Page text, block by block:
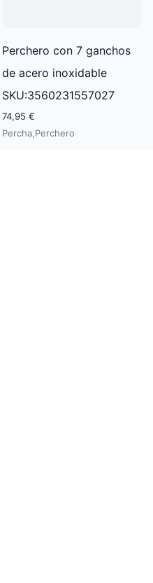
Perchero con 7 ganchos
de acero inoxidable
SKU:3560231557027
74,95 €
Percha,Perchero